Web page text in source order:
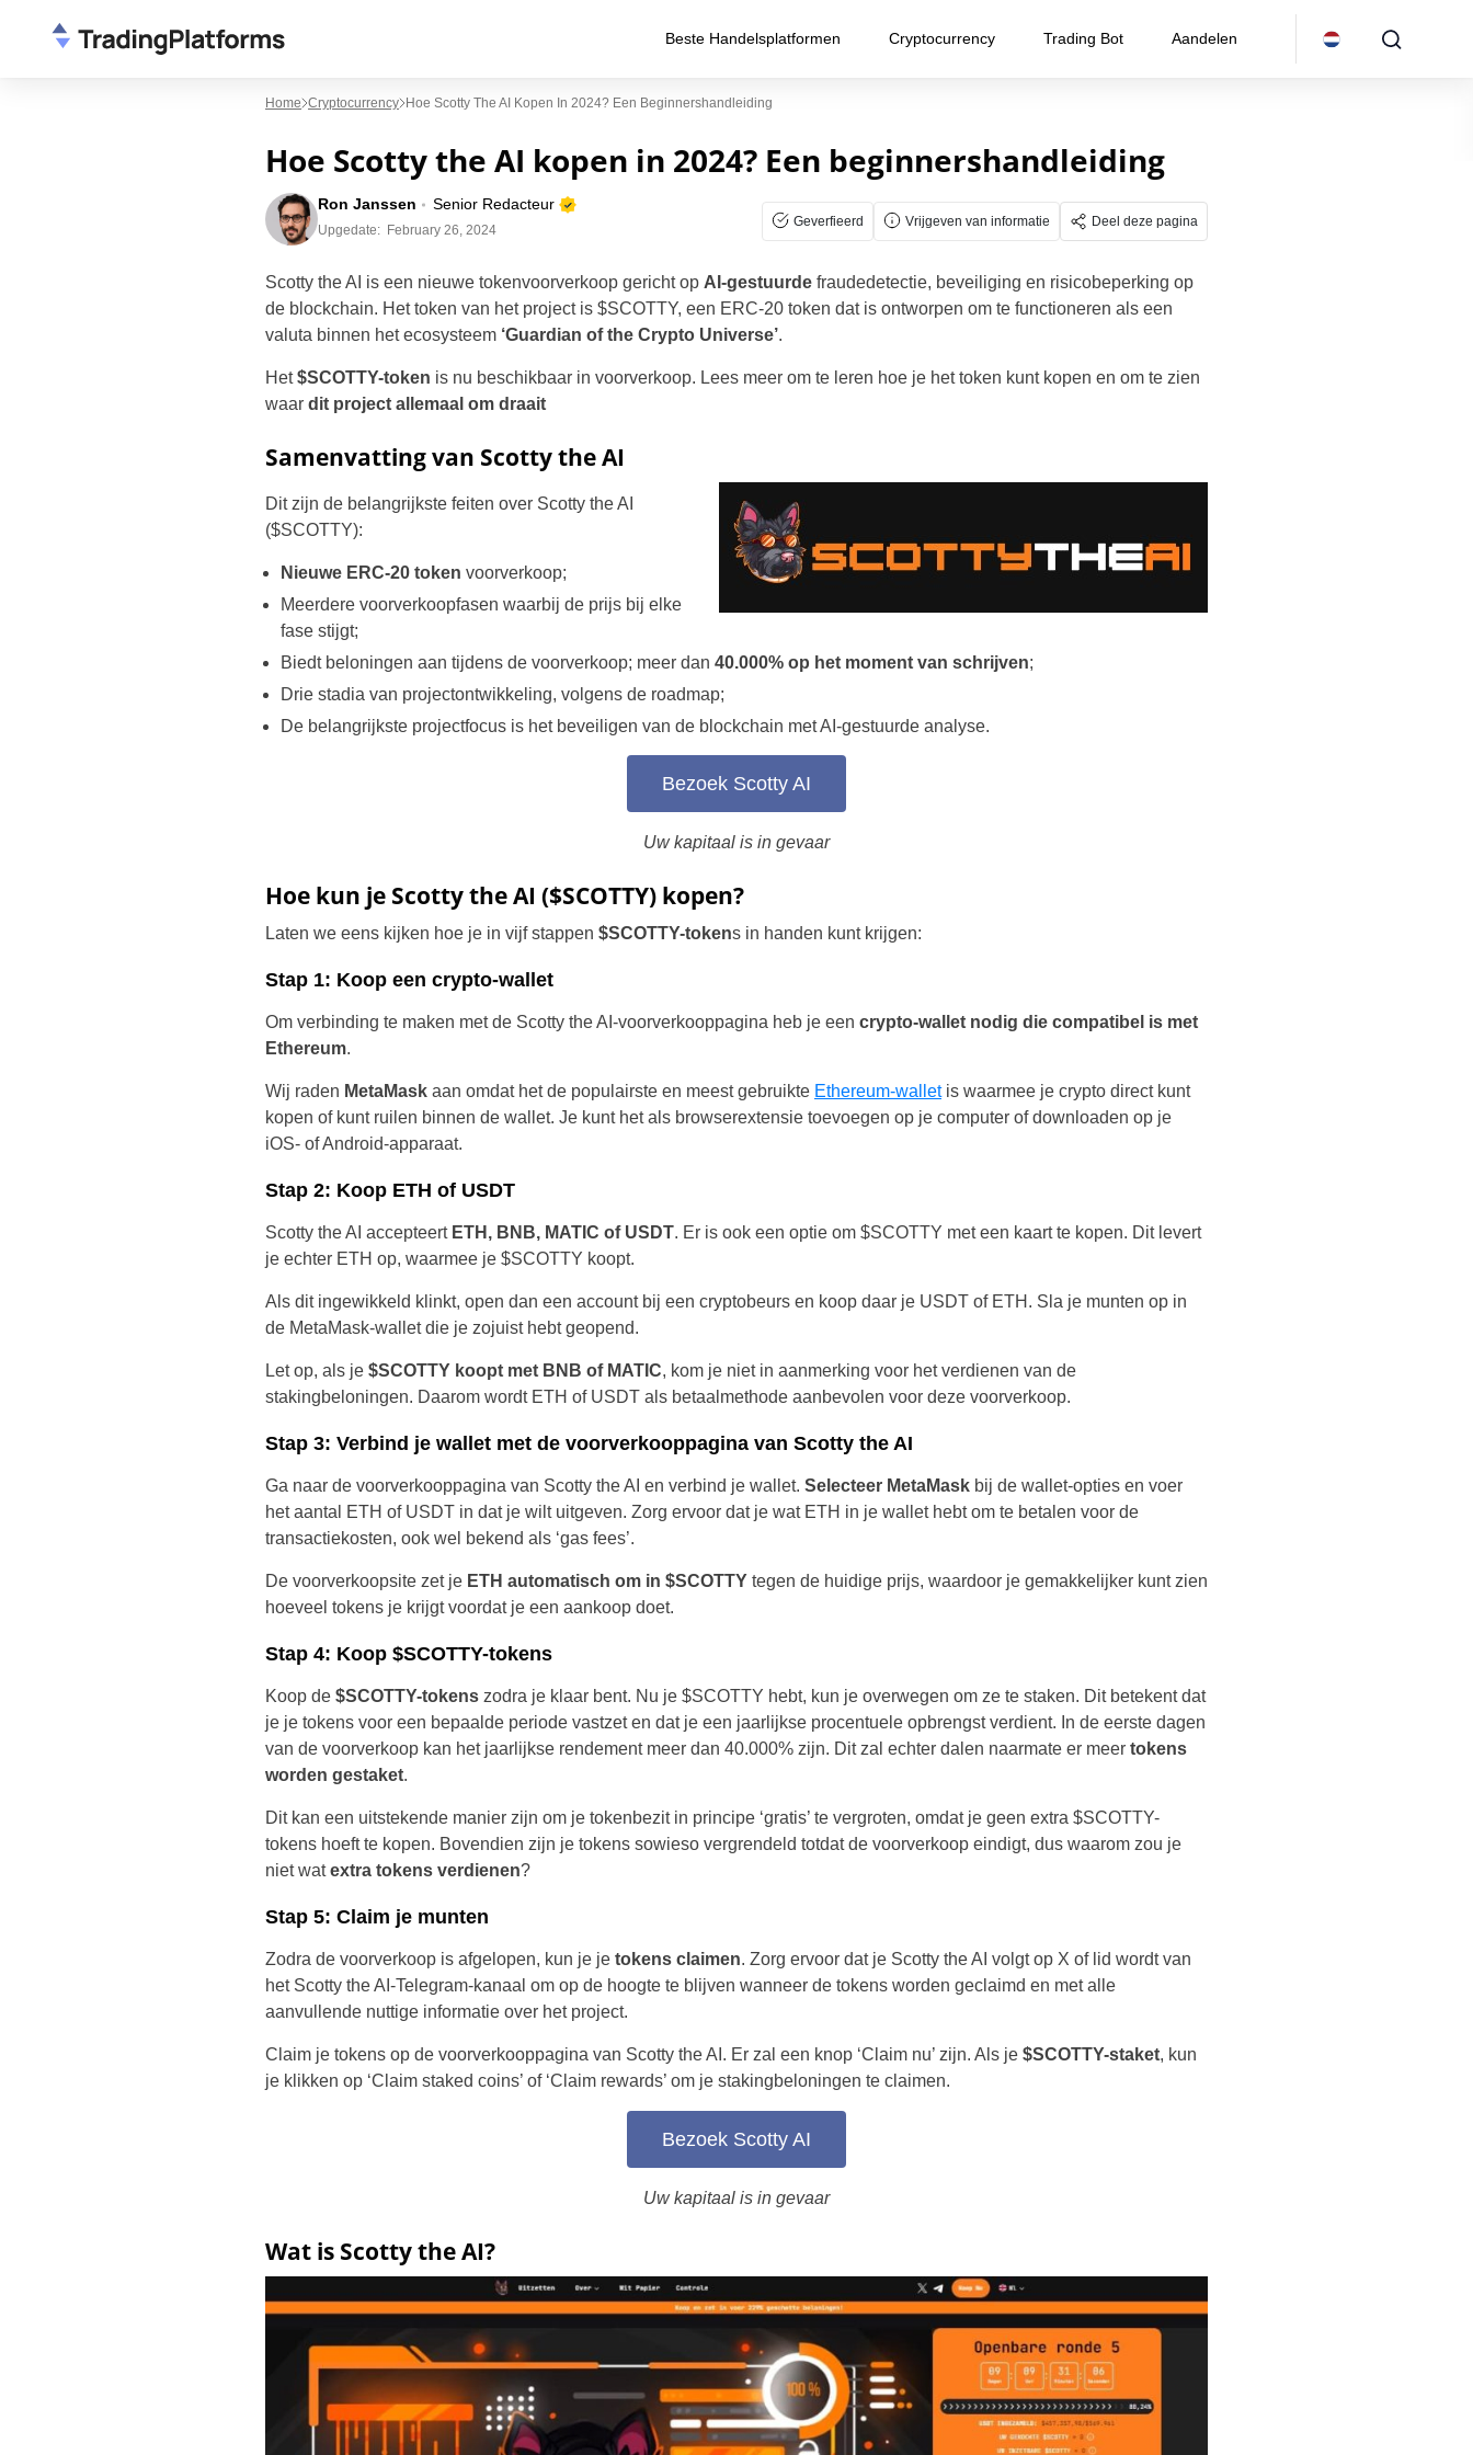
Beste Handelsplatformen Cryptocurrency Trading Bot Aandelen
United States
UAE Arabic
Bulgaria
Home Cryptocurrency Hoe Scotty The AI Kopen In 2024? Een Beginnershandleiding
Hoe Scotty the AI kopen in 2024? Een beginnershandleiding
Ron Janssen Senior Redacteur
Upgedate: February 26, 2024
Geverfieerd Vrijgeven van informatie Deel deze pagina
Scotty the AI is een nieuwe tokenvoorverkoop gericht op AI-gestuurde fraudedetectie, beveiliging en risicobeperking op
de blockchain. Het token van het project is $SCOTTY, een ERC-20 token dat is ontworpen om te functioneren als een
valuta binnen het ecosysteem ‘Guardian of the Crypto Universe’.
Het$SCOTTY-token is nu beschikbaar in voorverkoop. Lees meer om te leren hoe je het token kunt kopen en om te zien
waar dit project allemaal om draait
Samenvatting van Scotty the AI
Dit zijn de belangrijkste feiten over Scotty the AI
($SCOTTY):
Nieuwe ERC-20 token voorverkoop;
Meerdere voorverkoopfasen waarbij de prijs bij elke
fase stijgt;
Biedt beloningen aan tijdens de voorverkoop; meer dan 40.000% op het moment van schrijven;
Drie stadia van projectontwikkeling, volgens de roadmap;
De belangrijkste projectfocus is het beveiligen van de blockchain met AI-gestuurde analyse.
Bezoek Scotty AI
Uw kapitaal is in gevaar
Hoe kun je Scotty the AI ($SCOTTY) kopen?
Laten we eens kijken hoe je in vijf stappen $SCOTTY-tokens in handen kunt krijgen:
Stap 1: Koop een crypto-wallet
Om verbinding te maken met de Scotty the AI-voorverkooppagina heb je een crypto-wallet nodig die compatibel is met
Ethereum.
Wij raden MetaMask aan omdat het de populairste en meest gebruikte Ethereum-walletis waarmee je crypto direct kunt
kopen of kunt ruilen binnen de wallet. Je kunt het als browserextensie toevoegen op je computer of downloaden op je
iOS- of Android-apparaat.
Stap 2: Koop ETH of USDT
Scotty the AI accepteert ETH, BNB, MATIC of USDT. Er is ook een optie om $SCOTTY met een kaart te kopen. Dit levert
je echter ETH op, waarmee je $SCOTTY koopt.
Als dit ingewikkeld klinkt, open dan een account bij een cryptobeurs en koop daar je USDT of ETH. Sla je munten op in
de MetaMask-wallet die je zojuist hebt geopend.
Let op, als je $SCOTTY koopt met BNB of MATIC, kom je niet in aanmerking voor het verdienen van de
stakingbeloningen. Daarom wordt ETH of USDT als betaalmethode aanbevolen voor deze voorverkoop.
Stap 3: Verbind je wallet met de voorverkooppagina van Scotty the AI
Ga naar de voorverkooppagina van Scotty the AI en verbind je wallet. Selecteer MetaMask bij de wallet-opties en voer
het aantal ETH of USDT in dat je wilt uitgeven. Zorg ervoor dat je wat ETH in je wallet hebt om te betalen voor de
transactiekosten, ook wel bekend als ‘gas fees’.
De voorverkoopsite zet je ETH automatisch om in $SCOTTY tegen de huidige prijs, waardoor je gemakkelijker kunt zien
hoeveel tokens je krijgt voordat je een aankoop doet.
Stap 4: Koop $SCOTTY-tokens
Koop de $SCOTTY-tokens zodra je klaar bent. Nu je $SCOTTY hebt, kun je overwegen om ze te staken. Dit betekent dat
je je tokens voor een bepaalde periode vastzet en dat je een jaarlijkse procentuele opbrengst verdient. In de eerste dagen
van de voorverkoop kan het jaarlijkse rendement meer dan 40.000% zijn. Dit zal echter dalen naarmate er meer tokens
worden gestaket.
Dit kan een uitstekende manier zijn om je tokenbezit in principe ‘gratis’ te vergroten, omdat je geen extra $SCOTTY-
tokens hoeft te kopen. Bovendien zijn je tokens sowieso vergrendeld totdat de voorverkoop eindigt, dus waarom zou je
niet watextra tokens verdienen?
Stap 5: Claim je munten
Zodra de voorverkoop is afgelopen, kun je je tokens claimen. Zorg ervoor dat je Scotty the AI volgt op X of lid wordt van
het Scotty the AI-Telegram-kanaal om op de hoogte te blijven wanneer de tokens worden geclaimd en met alle
aanvullende nuttige informatie over het project.
Claim je tokens op de voorverkooppagina van Scotty the AI. Er zal een knop ‘Claim nu’ zijn. Als je $SCOTTY-staket, kun
je klikken op ‘Claim staked coins’ of ‘Claim rewards’ om je stakingbeloningen te claimen.
Bezoek Scotty AI
Uw kapitaal is in gevaar
Wat is Scotty the AI?